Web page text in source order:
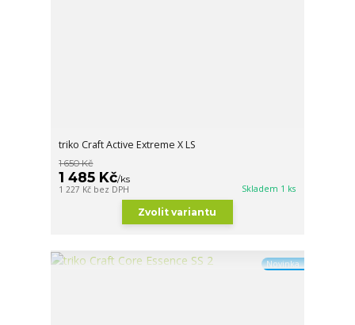
triko Craft Active Extreme X LS
1 650 Kč
1 485 Kč/ks
1 227 Kč bez DPH Skladem 1 ks
Zvolit variantu
Novinka